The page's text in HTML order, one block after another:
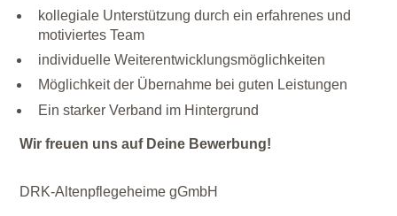
kollegiale Unterstützung durch ein erfahrenes und
motiviertes Team
individuelle Weiterentwicklungsmöglichkeiten
Möglichkeit der Übernahme bei guten Leistungen
Ein starker Verband im Hintergrund
Wir freuen uns auf Deine Bewerbung!
DRK-Altenpflegeheime gGmbH